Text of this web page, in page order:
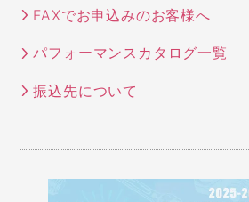
FAXでお申込みのお客様へ
パフォーマンスカタログ一覧
振込先について